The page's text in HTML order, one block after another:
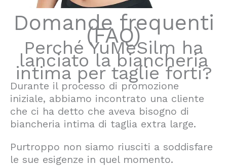
Domande frequenti
(FAQ)
Perché YuMeSilm ha
lanciato la biancheria
intima per taglie forti?
Durante il processo di promozione
iniziale, abbiamo incontrato una cliente
che ci ha detto che aveva bisogno di
biancheria intima di taglia extra large.
Purtroppo non siamo riusciti a soddisfare
le sue esigenze in quel momento.